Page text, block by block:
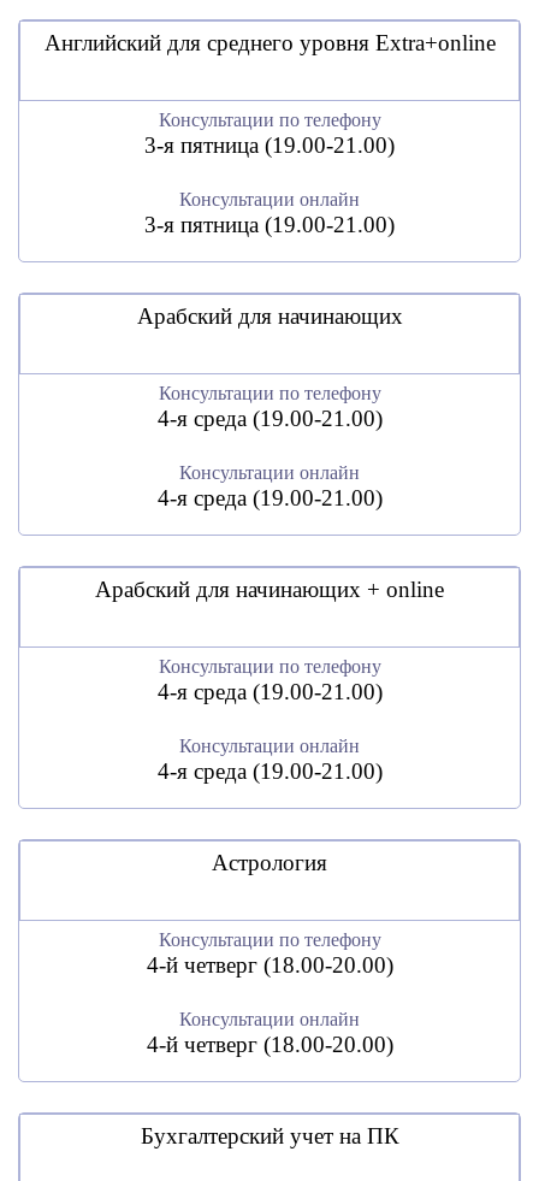
Английский для среднего уровня Extra+online
Консультации по телефону
3-я пятница (19.00-21.00)
Консультации онлайн
3-я пятница (19.00-21.00)
Арабский для начинающих
Консультации по телефону
4-я среда (19.00-21.00)
Консультации онлайн
4-я среда (19.00-21.00)
Арабский для начинающих + online
Консультации по телефону
4-я среда (19.00-21.00)
Консультации онлайн
4-я среда (19.00-21.00)
Астрология
Консультации по телефону
4-й четверг (18.00-20.00)
Консультации онлайн
4-й четверг (18.00-20.00)
Бухгалтерский учет на ПК